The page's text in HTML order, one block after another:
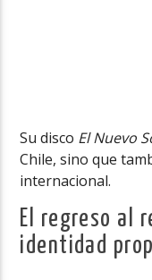
Su disco El Nuevo
Chile, sino que
internacional.
El regreso al
identidad